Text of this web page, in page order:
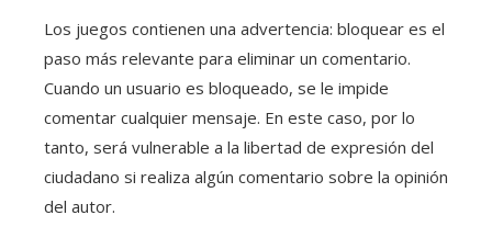
Los juegos contienen una advertencia: bloquear es el
paso más relevante para eliminar un comentario.
Cuando un usuario es bloqueado, se le impide
comentar cualquier mensaje. En este caso, por lo
tanto, será vulnerable a la libertad de expresión del
ciudadano si realiza algún comentario sobre la opinión
del autor.